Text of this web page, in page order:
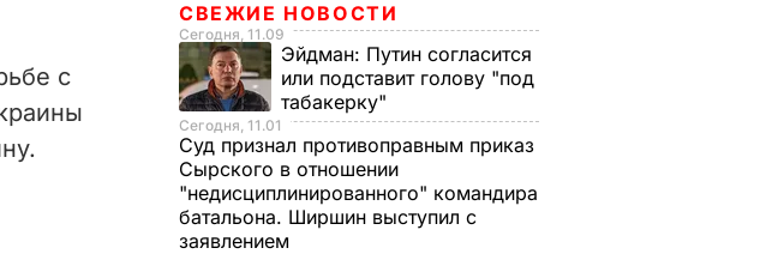
с
СВЕЖИЕ НОВОСТИ
Сегодня, 11.09
Эйдман: Путин согласится
или подставит голову "под
табакерку"
Сегодня, 11.01
Суд признал противоправным приказ
Сырского в отношении
"недисциплинированного" командира
батальона. Ширшин выступил с
заявлением